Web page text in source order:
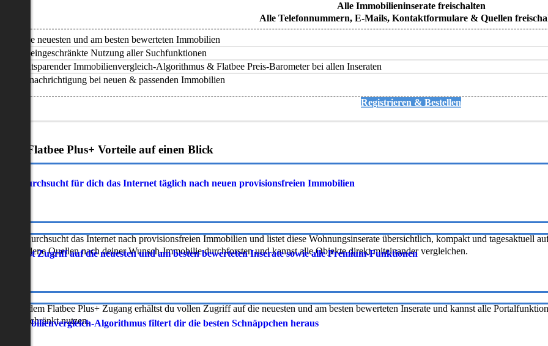
Alle Immobilieninserate freischalten
Alle Telefonnummern, E-Mails, Kontaktformulare & Quellen
Alle neuesten und am besten bewerteten Immobilien
Uneingeschränkte Nutzung aller Suchfunktionen
Zeitsparender Immobilienvergleich-Algorithmus & Flatbee Preis-Barometer bei allen Inseraten
Benachrichtigung bei neuen & passenden Immobilien
Registrieren & Bestellen
Flatbee Plus+ Vorteile auf einen Blick
durchsucht für dich das Internet täglich nach neuen provisionsfreien Immobilien
durchsucht das Internet nach provisionsfreien Immobilien und listet diese Wohnungsinserate übersichtlich, kompakt und tagesaktuell
Quellen nach deiner Wunsch-Immobilie durchforsten und kannst alle Objekte direkt miteinander vergleichen.
erhältst Zugriff auf die neuesten und am besten bewerteten Inserate sowie alle Premium-Funktionen
mit dem Flatbee Plus+ Zugang erhältst du vollen Zugriff auf die neuesten und am besten bewerteten Inserate und kannst alle
nutzen.
Immobilienvergleich-Algorithmus filtert dir die besten Schnäppchen heraus